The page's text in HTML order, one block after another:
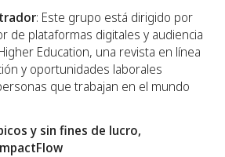
: Este grupo está dirigido por
de plataformas digitales y audiencia
Education, una revista en línea
y oportunidades laborales
que trabajan en el mundo
y sin fines de lucro,